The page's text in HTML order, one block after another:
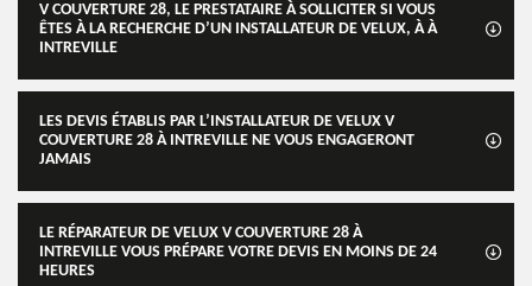
V COUVERTURE 28, LE PRESTATAIRE À SOLLICITER SI VOUS
ÊTES À LA RECHERCHE D’UN INSTALLATEUR DE VELUX, À À
INTREVILLE
LES DEVIS ÉTABLIS PAR L’INSTALLATEUR DE VELUX V
COUVERTURE 28 À INTREVILLE NE VOUS ENGAGERONT
JAMAIS
LE RÉPARATEUR DE VELUX V COUVERTURE 28 À
INTREVILLE VOUS PRÉPARE VOTRE DEVIS EN MOINS DE 24
HEURES